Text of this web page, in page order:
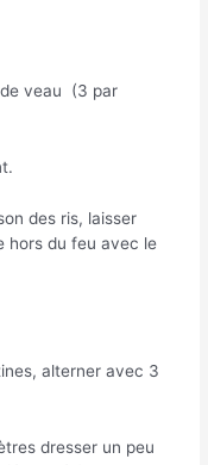
veau (3 par
des ris, laisser
hors du feu avec le
alterner avec 3
dresser un peu